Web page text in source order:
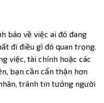
báo về việc ai đó đang
đi điều gì đó quan trọng.
việc, tài chính hoặc các
bạn cần cẩn thận hơn
tránh tin tưởng người